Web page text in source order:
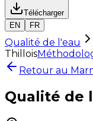
Télécharger
EN
FR
Qualité de l'eau
Thillois
Retour au
Qualité de